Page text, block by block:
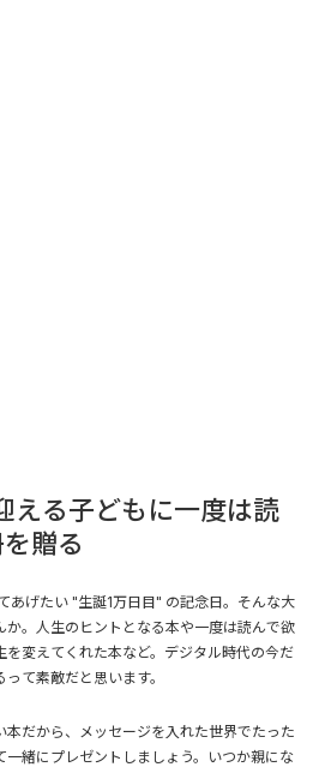
える子どもに一度は読
贈る
あげたい "生誕1万日目" の記念日。そんな大
か。人生のヒントとなる本や一度は読んで欲
を変えてくれた本など。デジタル時代の今だ
て素敵だと思います。
本だから、メッセージを入れた世界でたった
一緒にプレゼントしましょう。いつか親にな